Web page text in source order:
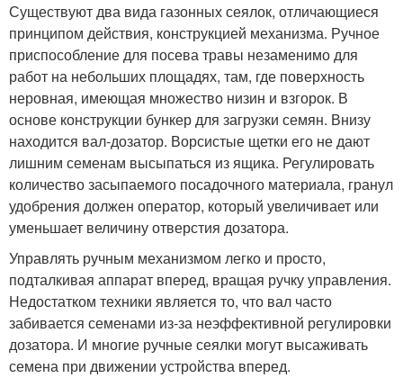
Существуют два вида газонных сеялок, отличающиеся
принципом действия, конструкцией механизма. Ручное
приспособление для посева травы незаменимо для
работ на небольших площадях, там, где поверхность
неровная, имеющая множество низин и взгорок. В
основе конструкции бункер для загрузки семян. Внизу
находится вал-дозатор. Ворсистые щетки его не дают
лишним семенам высыпаться из ящика. Регулировать
количество засыпаемого посадочного материала, гранул
удобрения должен оператор, который увеличивает или
уменьшает величину отверстия дозатора.
Управлять ручным механизмом легко и просто,
подталкивая аппарат вперед, вращая ручку управления.
Недостатком техники является то, что вал часто
забивается семенами из-за неэффективной регулировки
дозатора. И многие ручные сеялки могут высаживать
семена при движении устройства вперед.